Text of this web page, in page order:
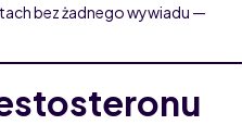
bez żadnego wywiadu —